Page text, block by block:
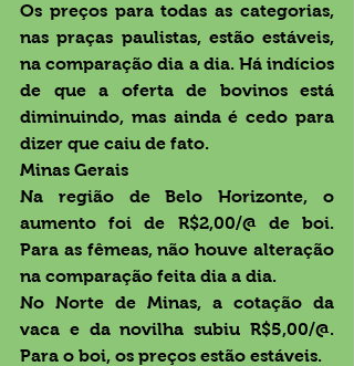
Os preços para todas as categorias,
nas praças paulistas, estão estáveis,
na comparação dia a dia. Há indícios
de que a oferta de bovinos está
diminuindo, mas ainda é cedo para
dizer que caiu de fato.
Minas Gerais
Na região de Belo Horizonte, o
aumento foi de R$2,00/@ de boi.
Para as fêmeas, não houve alteração
na comparação feita dia a dia.
No Norte de Minas, a cotação da
vaca e da novilha subiu R$5,00/@.
Para o boi, os preços estão estáveis.